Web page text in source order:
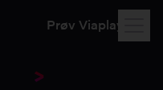
Prøv Viaplay